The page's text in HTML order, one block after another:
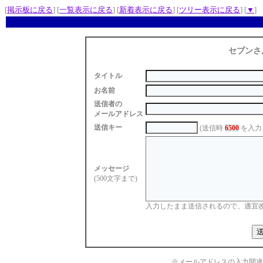
[掲示板に戻る] [一覧表示に戻る] [新着表示に戻る] [ツリー表示に戻る] [▼ ]
セブンさ
タイトル
お名前
送信者の
メールアドレス
送信キー
(送信時 6500を入力
メッセージ
(500文字まで)
入力したまま送信されるので、適宜